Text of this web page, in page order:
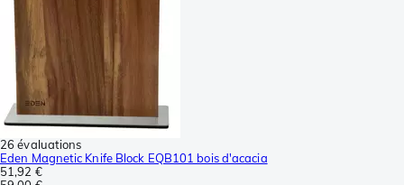
26 évaluations
Eden Magnetic Knife Block EQB101 bois d'acacia
51,92 €